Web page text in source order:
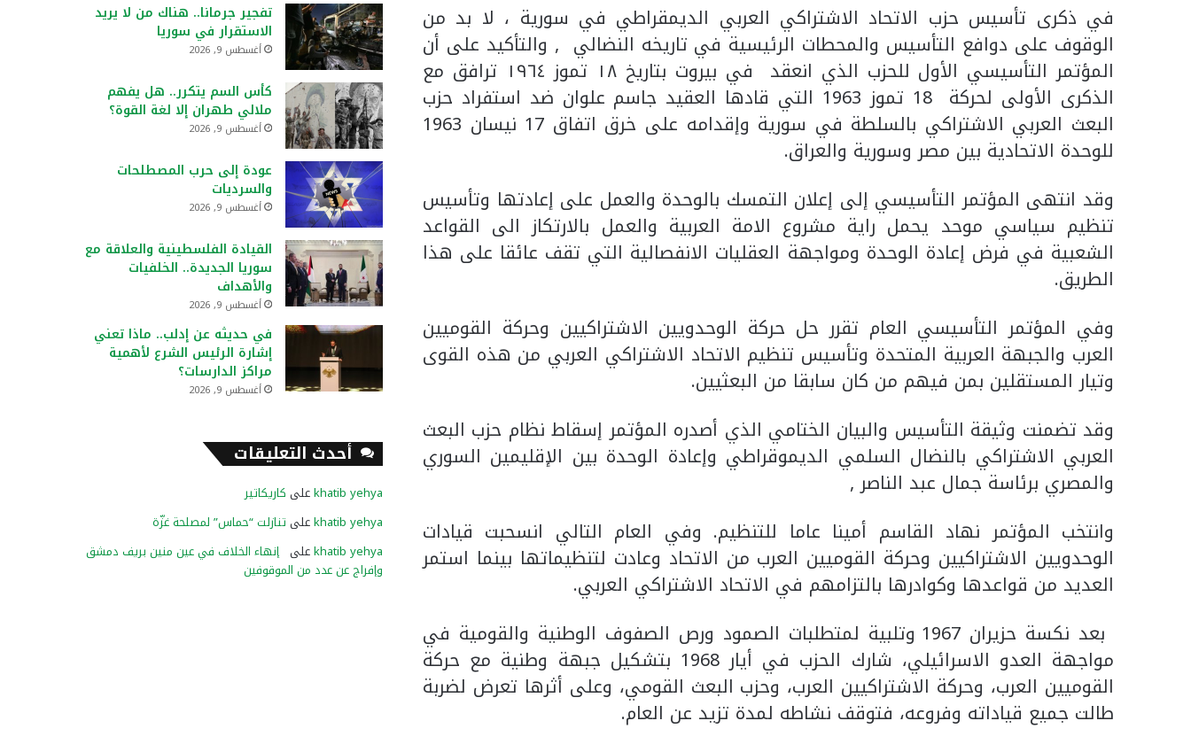
في ذكرى تأسيس حزب الاتحاد الاشتراكي العربي الديمقراطي في سورية ، لا بد من
الوقوف على دوافع التأسيس والمحطات الرئيسية في تاريخه النضالي , والتأكيد على أن
المؤتمر التأسيسي الأول للحزب الذي انعقد في بيروت بتاريخ ١٨ تموز ١٩٦٤ ترافق مع
الذكرى الأولى لحركة 18 تموز 1963 التي قادها العقيد جاسم علوان ضد استفراد حزب
البعث العربي الاشتراكي بالسلطة في سورية وإقدامه على خرق اتفاق 17 نيسان 1963
للوحدة الاتحادية بين مصر وسورية والعراق.
وقد انتهى المؤتمر التأسيسي إلى إعلان التمسك بالوحدة والعمل على إعادتها وتأسيس
تنظيم سياسي موحد يحمل راية مشروع الامة العربية والعمل بالارتكاز الى القواعد
الشعبية في فرض إعادة الوحدة ومواجهة العقليات الانفصالية التي تقف عائقا على هذا
الطريق.
وفي المؤتمر التأسيسي العام تقرر حل حركة الوحدويين الاشتراكيين وحركة القوميين
العرب والجبهة العربية المتحدة وتأسيس تنظيم الاتحاد الاشتراكي العربي من هذه القوى
وتيار المستقلين بمن فيهم من كان سابقا من البعثيين.
وقد تضمنت وثيقة التأسيس والبيان الختامي الذي أصدره المؤتمر إسقاط نظام حزب البعث
العربي الاشتراكي بالنضال السلمي الديموقراطي وإعادة الوحدة بين الإقليمين السوري
والمصري برئاسة جمال عبد الناصر ,
وانتخب المؤتمر نهاد القاسم أمينا عاما للتنظيم. وفي العام التالي انسحبت قيادات
الوحدويين الاشتراكيين وحركة القوميين العرب من الاتحاد وعادت لتنظيماتها بينما استمر
العديد من قواعدها وكوادرها بالتزامهم في الاتحاد الاشتراكي العربي.
بعد نكسة حزيران 1967 وتلبية لمتطلبات الصمود ورص الصفوف الوطنية والقومية في
مواجهة العدو الاسرائيلي، شارك الحزب في أيار 1968 بتشكيل جبهة وطنية مع حركة
القوميين العرب، وحركة الاشتراكيين العرب، وحزب البعث القومي، وعلى أثرها تعرض لضربة
طالت جميع قياداته وفروعه، فتوقف نشاطه لمدة تزيد عن العام.
تفجير جرمانا.. هناك من لا يريد
الاستقرار في سوريا
أغسطس 9, 2026
كأس السم يتكرر.. هل يفهم
ملالي طهران إلا لغة القوة؟
أغسطس 9, 2026
عودة إلى حرب المصطلحات
والسرديات
أغسطس 9, 2026
القيادة الفلسطينية والعلاقة مع
سوريا الجديدة.. الخلفيات
والأهداف
أغسطس 9, 2026
في حديثه عن إدلب.. ماذا تعني
إشارة الرئيس الشرع لأهمية
مراكز الدارسات؟
أغسطس 9, 2026
أحدث التعليقات
khatib yehyaعلى كاريكاتير
khatib yehyaعلى تنازلت “حماس” لمصلحة غزّة
khatib yehyaعلى إنهاء الخلاف في عين منين بريف دمشق
وإفراج عن عدد من الموقوفين